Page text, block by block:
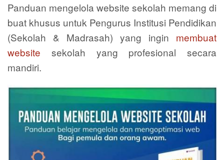
Panduan mengelola website sekolah memang di
buat khusus untuk Pengurus Institusi Pendidikan
(Sekolah & Madrasah) yang ingin membuat
website sekolah yang profesional secara
mandiri.